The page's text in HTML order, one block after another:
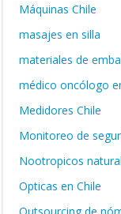
Máquinas Chile
masajes en silla
materiales de
médico oncólogo
Medidores Chile
Monitoreo de
Nootropicos
Opticas en Chile